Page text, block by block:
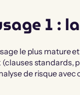
1 :
le plus mature
standards,
de risque